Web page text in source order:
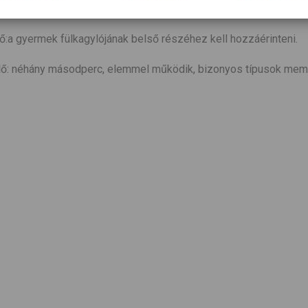
és a gyógyuláshoz
gyermek fülkagylójának belső részéhez kell hozzáérinteni.
néhány másodperc, elemmel működik, bizonyos típusok